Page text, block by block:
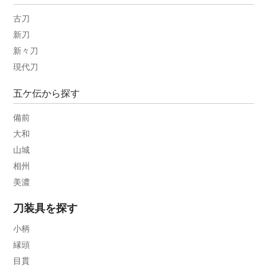
古刀
新刀
新々刀
現代刀
五ケ伝から探す
備前
大和
山城
相州
美濃
刀装具を探す
小柄
縁頭
目貫